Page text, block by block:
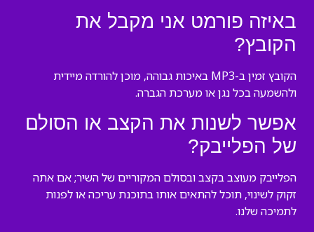
באיזה פורמט אני מקבל את
הקובץ?
הקובץ זמין ב-MP3 באיכות גבוהה, מוכן להורדה מיידית
ולהשמעה בכל נגן או מערכת הגברה.
אפשר לשנות את הקצב או הסולם
של הפלייבק?
הפלייבק מעוצב בקצב ובסולם המקוריים של השיר; אם אתה
זקוק לשינוי, תוכל להתאים אותו בתוכנת עריכה או לפנות
לתמיכה שלנו.